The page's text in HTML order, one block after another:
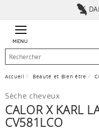
MENU
Accueil Beauté et Bien être
Sèche cheveux
CALOR X KARL
CV581LCO